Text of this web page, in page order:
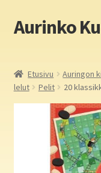
Siirry
navigointiin
Siirry
sisältöön
Aurinko
Yritys
In English
Yhteystiedot
Etusivu Auringon
lelut
Pelit 20